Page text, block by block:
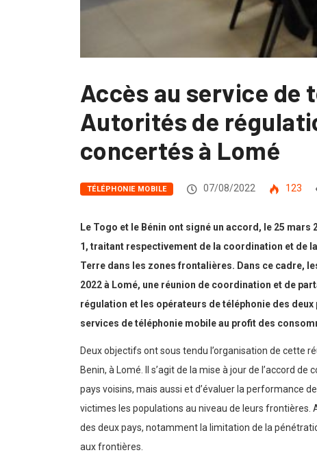
Accès au service de
Autorités de
concertés à Lomé
TÉLÉPHONIE MOBILE 07/08/2022 123
Le Togo et le Bénin ont signé un accord, le 25
1, traitant respectivement de la coordination et de
Terre dans les zones frontalières. Dans ce cadre,
2022 à Lomé, une réunion de coordination et de
régulation et les opérateurs de téléphonie des
services de téléphonie mobile au profit des
Deux objectifs ont sous tendu l’organisation de cette
Benin, à Lomé. Il s’agit de la mise à jour de l’accord
pays voisins, mais aussi et d’évaluer la performance
victimes les populations au niveau de leurs
des deux pays, notamment la limitation de la
aux frontières.